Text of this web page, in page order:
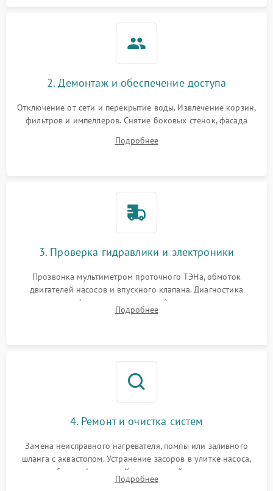
2. Демонтаж и обеспечение доступа
Отключение от сети и перекрытие воды. Извлечение корзин,
фильтров и импеллеров. Снятие боковых стенок, фасада
циркуляционному насосу, ТЭНу и сливной помпе.
Подробнее
3. Проверка гидравлики и электроники
Прозвонка мультиметром проточного ТЭНа, обмоток
двигателей насосов и впускного клапана. Диагностика
прессостата (датчика уровня воды), датчика мутности,
концевика дверцы и электронного модуля управления.
Подробнее
4. Ремонт и очистка систем
Замена неисправного нагревателя, помпы или заливного
шланга с аквастопом. Устранение засоров в улитке насоса,
патрубках и фильтрах. Компонентный ремонт платы
управления, восстановление поврежденной проводки.
Подробнее